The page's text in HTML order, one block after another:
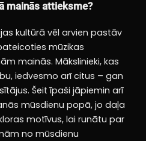
mainās attieksme?
kultūrā vēl arvien pastāv
mūzikas
mainās. Mākslinieki, kas
iedvesmo arī citus – gan
Šeit īpaši jāpiemin arī
mūsdienu popā, jo daļa
motīvus, lai runātu par
no mūsdienu